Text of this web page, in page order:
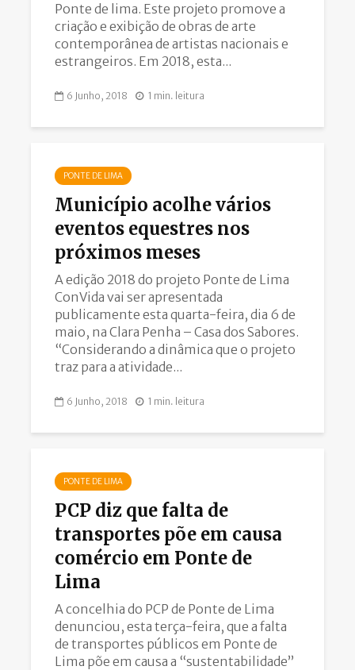
Ponte de lima. Este projeto promove a
criação e exibição de obras de arte
contemporânea de artistas nacionais e
estrangeiros. Em 2018, esta...
6 Junho, 2018 1 min. leitura
PONTE DE LIMA
Município acolhe vários
eventos equestres nos
próximos meses
A edição 2018 do projeto Ponte de Lima
ConVida vai ser apresentada
publicamente esta quarta-feira, dia 6 de
maio, na Clara Penha – Casa dos Sabores.
“Considerando a dinâmica que o projeto
traz para a atividade...
6 Junho, 2018 1 min. leitura
PONTE DE LIMA
PCP diz que falta de
transportes põe em causa
comércio em Ponte de
Lima
A concelhia do PCP de Ponte de Lima
denunciou, esta terça-feira, que a falta
de transportes públicos em Ponte de
Lima põe em causa a “sustentabilidade”